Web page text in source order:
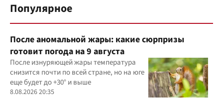
Популярное
После аномальной жары: какие сюрпризы
готовит погода на 9 августа
После изнуряющей жары температура
снизится почти по всей стране, но на юге
еще будет до +30° и выше
8.08.2026 20:35